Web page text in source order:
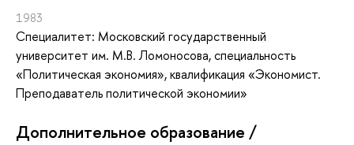
1983
Специалитет: Московский государственный
университет им. М.В. Ломоносова, специальность
«Политическая экономия», квалификация «Экономист.
Преподаватель политической экономии»
Дополнительное образование /